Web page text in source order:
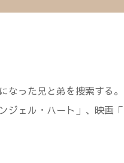
なった兄と弟を捜索する。
ェル・ハート」、映画